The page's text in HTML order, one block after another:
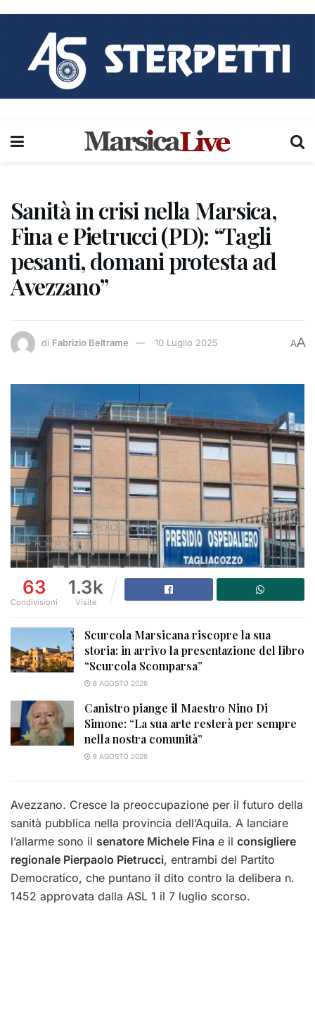
Sanità in crisi nella Marsica,
Fina e Pietrucci (PD): “Tagli
pesanti, domani protesta ad
Avezzano”
di Fabrizio Beltrame 10 Luglio 2025 AA
63
Condivisioni
1.3k
Visite
Scurcola Marsicana riscopre la sua
storia: in arrivo la presentazione del libro
“Scurcola Scomparsa”
8 AGOSTO 2026
Canistro piange il Maestro Nino Di
Simone: “La sua arte resterà per sempre
nella nostra comunità”
8 AGOSTO 2026
Avezzano. Cresce la preoccupazione per il futuro della
sanità pubblica nella provincia dell’Aquila. A lanciare
l’allarme sono il senatore Michele Fina e il consigliere
regionale Pierpaolo Pietrucci, entrambi del Partito
Democratico, che puntano il dito contro la delibera n.
1452 approvata dalla ASL 1 il 7 luglio scorso.